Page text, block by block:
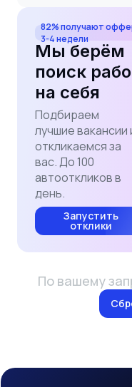
82% получают
3-4 недели
Мы берём
поиск
на себя
Подбираем
лучшие вакансии
откликаемся за
вас. До 100
автооткликов в
день.
Запустить
отклики
По вашему